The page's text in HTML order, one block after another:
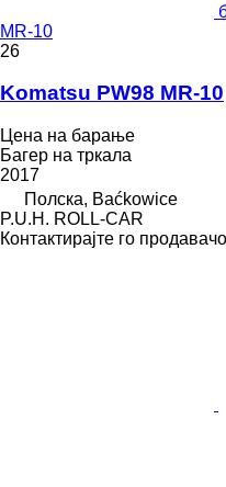
MR-10
26
Komatsu PW98 MR-10
Цена на барање
Багер на тркала
2017
Полска, Baćkowice
P.U.H. ROLL-CAR
Контактирајте го